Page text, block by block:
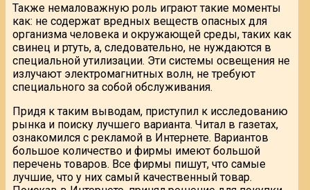
Также немаловажную роль играют такие моменты
как: не содержат вредных веществ опасных для
организма человека и окружающей среды, таких как
свинец и ртуть, а, следовательно, не нуждаются в
специальной утилизации. Эти системы освещения не
излучают электромагнитных волн, не требуют
специального за собой обслуживания.
Придя к таким выводам, приступил к исследованию
рынка и поиску лучшего варианта. Читал в газетах,
ознакомился с рекламой в Интернете. Вариантов
большое количество и фирмы имеют большой
перечень товаров. Все фирмы пишут, что самые
лучшие, что у них самый качественный товар.